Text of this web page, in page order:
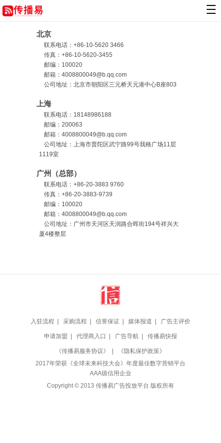
北京
联系电话：+86-10-5620 3466
传真：+86-10-5620-3455
邮编：100020
邮箱：4008800049@b.qq.com
公司地址：北京市朝阳区三元桥天元港中心B座803
上海
联系电话：18148986188
邮编：200063
邮箱：4008800049@b.qq.com
公司地址：上海市普陀区武宁路99号我格广场11层
1119室
广州（总部）
联系电话：+86-20-3883 9760
传真：+86-20-3883-9739
邮编：100020
邮箱：4008800049@b.qq.com
公司地址：广州市天河区天润路合晖街194号祥兴大
厦4楼整层
入驻流程 采购流程 信誉保证 媒体报道 广告主评价
申请加盟 代理商入口 广告导航 传播易快报
《传播易服务协议》
《隐私保护政策》
2017年荣获《全球未来科技大会》年度最佳数字营销平台
AAA级信用企业
Copyright © 2013 传播易广告投放平台 版权所有